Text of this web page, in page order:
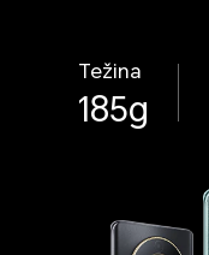
Težina
185g